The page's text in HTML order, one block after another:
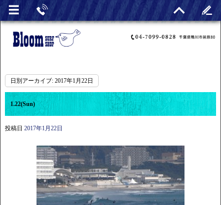
日別アーカイブ: 2017年1月22日
1.22(Sun)
投稿日 2017年1月22日